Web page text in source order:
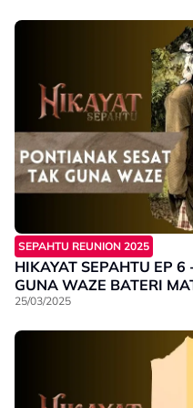
SEPAHTU REUNION 2025
HIKAYAT SEPAHTU EP
GUNA WAZE BATERI
25/03/2025